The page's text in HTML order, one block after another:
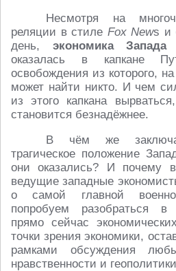
Несмотря на
реляции в стиле Fox News и
день, экономика Запада
оказалась в капкане
освобождения из которого,
может найти никто. И чем
из этого капкана
становится безнадёжнее.
В чём же
трагическое положение
они оказались? И почему
ведущие западные
о самой главной
попробуем разобраться
прямо сейчас
точки зрения экономики,
рамками обсуждения
нравственности и